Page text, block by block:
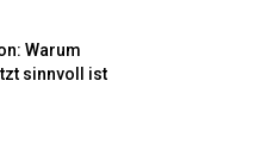
Warum
sinnvoll ist